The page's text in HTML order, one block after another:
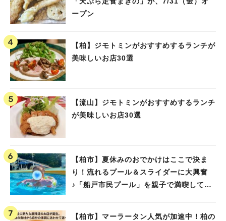
ープン
【柏】ジモトミンがおすすめするランチが
美味しいお店30選
【流山】ジモトミンがおすすめするランチ
が美味しいお店30選
【柏市】夏休みのおでかけはここで決ま
り！流れるプール＆スライダーに大興奮
♪「船戸市民プール」を親子で満喫してき
【柏市】マーラータン人気が加速中！柏の